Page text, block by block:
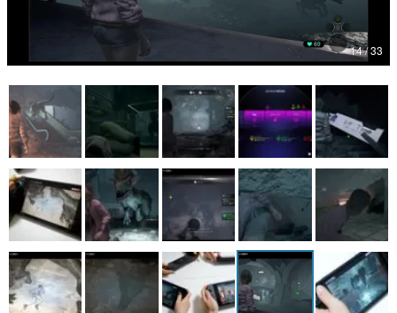
運営：株式会社マレ
14 / 33